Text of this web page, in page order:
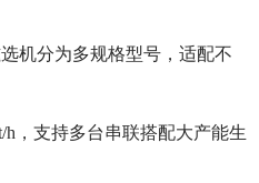
机分为多规格型号，适配不
h，支持多台串联搭配大产能生